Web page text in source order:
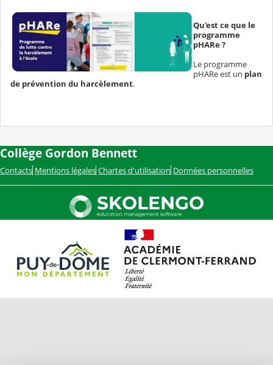
Qu'est ce que le
programme
pHARe ?
Le programme
pHARe est un plan
de prévention du harcèlement.
Collège Gordon Bennett
Contacts Mentions légales Chartes d'utilisation Données personnelles